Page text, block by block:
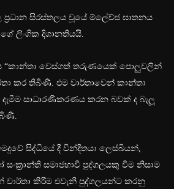
සිරස්තලය වූයේ ම්ලේච්ඡ ඝාතනය
ලිංගික දිශානතියයි.
“කාන්තා වෙස්ගත් තරුණයෙක් පොලුවලින්
කර තිබිණි. එම වාර්තාවෙන් කාන්තා
සාධාරණීකරණය කරන බවක් ද බැලූ
සිද්ධියේ දී වින්දිතයා ලෙස්බියන්,
සමාජභාවී පුද්ගලයකු වීම නිසාම
වාර්තා කිරීම එවැනි පුද්ගලයන්ට කරනු